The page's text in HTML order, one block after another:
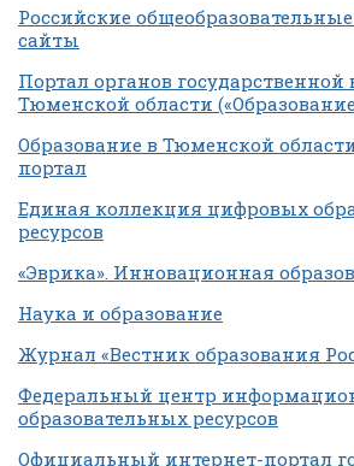
Российские
сайты
Портал органов государственной
Тюменской области
Образование в Тюменской
портал
Единая коллекция цифровых
ресурсов
«Эврика». Инновационная
Наука и образование
Журнал «Вестник образования
Федеральный центр
образовательных ресурсов
Официальный интернет-портал